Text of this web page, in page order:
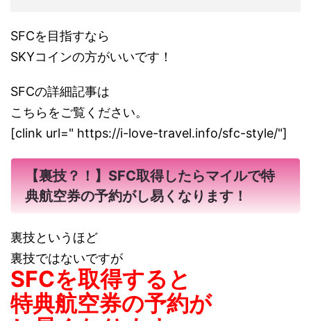
SFCを目指すなら
SKYコインの方がいいです！
SFCの詳細記事は
こちらをご覧ください。
[clink url=" https://i-love-travel.info/sfc-style/"]
【裏技？！】SFC取得したらマイルで特
典航空券の予約がし易くなります！
裏技というほど
裏技ではないですが
SFCを取得すると
特典航空券の予約が